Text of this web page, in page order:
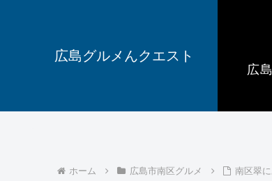
広島グルメんクエスト
広
ホーム 広島市南区グルメ
南区翠